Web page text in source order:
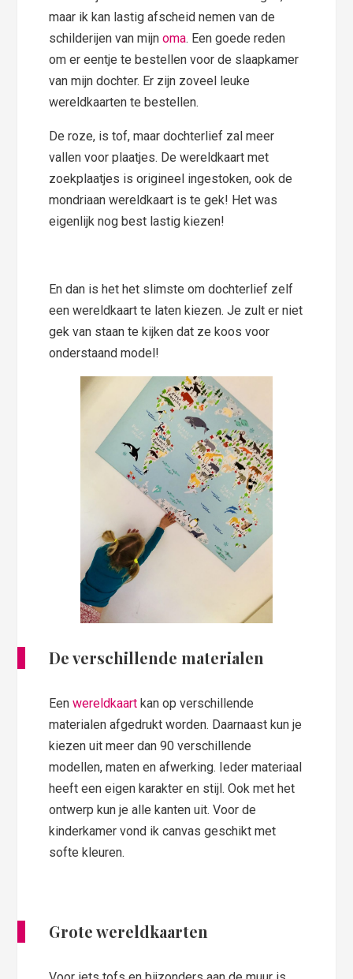
maar ik kan lastig afscheid nemen van de
schilderijen van mijnoma. Een goede reden
om er eentje te bestellen voor de slaapkamer
van mijn dochter. Er zijn zoveel leuke
wereldkaarten te bestellen.
De roze, is tof, maar dochterlief zal meer
vallen voor plaatjes. De wereldkaart met
zoekplaatjes is origineel ingestoken, ook de
mondriaan wereldkaart is te gek! Het was
eigenlijk nog best lastig kiezen!
En dan is het het slimste om dochterlief zelf
een wereldkaart te laten kiezen. Je zult er niet
gek van staan te kijken dat ze koos voor
onderstaand model!
De verschillende materialen
Eenwereldkaart kan op verschillende
materialen afgedrukt worden. Daarnaast kun je
kiezen uit meer dan 90 verschillende
modellen, maten en afwerking. Ieder materiaal
heeft een eigen karakter en stijl. Ook met het
ontwerp kun je alle kanten uit. Voor de
kinderkamer vond ik canvas geschikt met
softe kleuren.
Grote wereldkaarten